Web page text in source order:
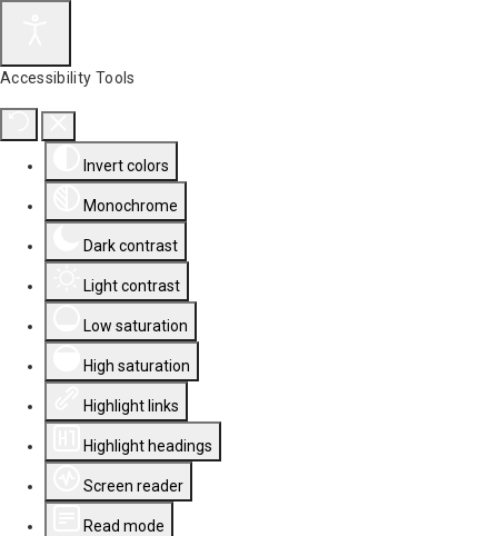
Accessibility Tools
Invert colors
Monochrome
Dark contrast
Light contrast
Low saturation
High saturation
Highlight links
Highlight headings
Screen reader
Read mode